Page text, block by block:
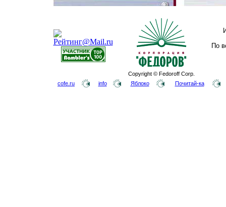
Copyright © Fedoroff Corp.
По
cofe.ru info Яблоко Почитай-ка